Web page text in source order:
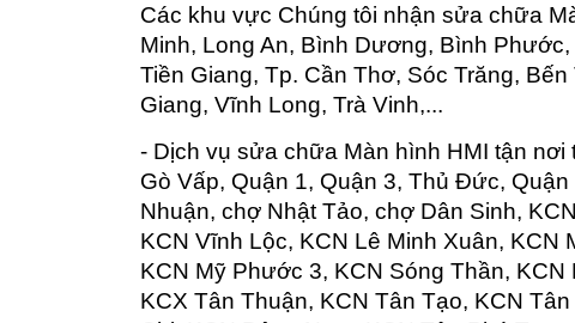
Các khu vực Chúng tôi nhận sửa chữa
Minh, Long An, Bình Dương, Bình
Tiền Giang, Tp. Cần Thơ, Sóc Trăng,
Giang, Vĩnh Long, Trà Vinh,...
- Dịch vụ sửa chữa Màn hình HMI tận nơi
Gò Vấp, Quận 1, Quận 3, Thủ Đức,
Nhuận, chợ Nhật Tảo, chợ Dân Sinh,
KCN Vĩnh Lộc, KCN Lê Minh Xuân,
KCN Mỹ Phước 3, KCN Sóng Thần,
KCX Tân Thuận, KCN Tân Tạo, KCN